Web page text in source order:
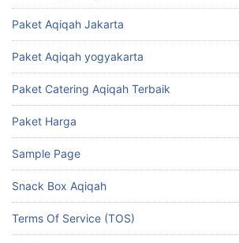
Paket Aqiqah Jakarta
Paket Aqiqah yogyakarta
Paket Catering Aqiqah Terbaik
Paket Harga
Sample Page
Snack Box Aqiqah
Terms Of Service (TOS)